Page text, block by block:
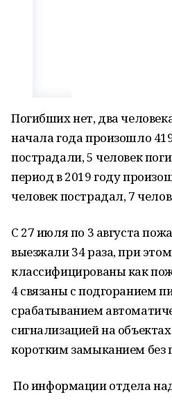
Погибших нет, два
начала года произошло
пострадали, 5 человек
период в 2019 году
человек пострадал, 7
С 27 июля по 3 августа
выезжали 34 раза, при
классифицированы как
4 связаны с подгоранием
срабатыванием
сигнализацией на
коротким замыканием без
По информации отдела